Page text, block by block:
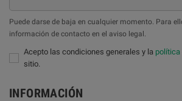
Puede darse de baja en cualquier momento. Para
información de contacto en el aviso legal.
Acepto las condiciones generales y la política
sitio.
INFORMACIÓN